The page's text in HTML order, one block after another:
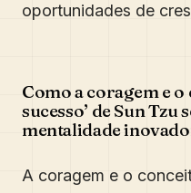
oportunidades de
Como a coragem e o
sucesso’ de Sun Tzu
mentalidade
A coragem e o